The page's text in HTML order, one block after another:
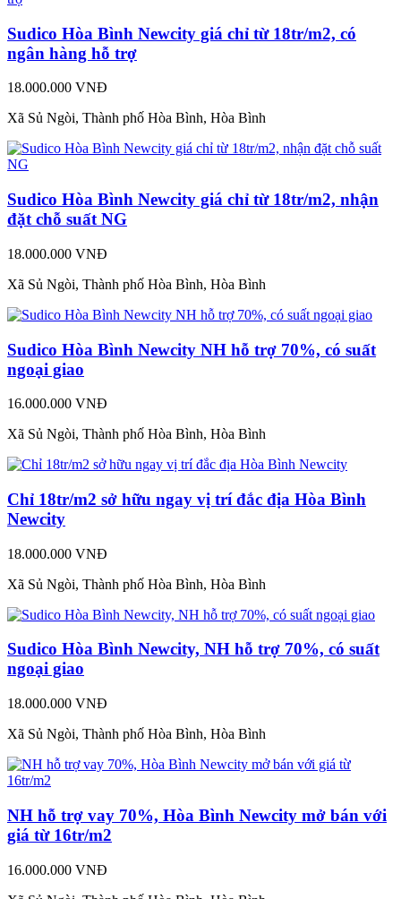
Sudico Hòa Bình Newcity giá chỉ từ 18tr/m2, có
ngân hàng hỗ trợ
18.000.000 VNĐ
Xã Sủ Ngòi, Thành phố Hòa Bình, Hòa Bình
Sudico Hòa Bình Newcity giá chỉ từ 18tr/m2, nhận
đặt chỗ suất NG
18.000.000 VNĐ
Xã Sủ Ngòi, Thành phố Hòa Bình, Hòa Bình
Sudico Hòa Bình Newcity NH hỗ trợ 70%, có suất
ngoại giao
16.000.000 VNĐ
Xã Sủ Ngòi, Thành phố Hòa Bình, Hòa Bình
Chỉ 18tr/m2 sở hữu ngay vị trí đắc địa Hòa Bình
Newcity
18.000.000 VNĐ
Xã Sủ Ngòi, Thành phố Hòa Bình, Hòa Bình
Sudico Hòa Bình Newcity, NH hỗ trợ 70%, có suất
ngoại giao
18.000.000 VNĐ
Xã Sủ Ngòi, Thành phố Hòa Bình, Hòa Bình
NH hỗ trợ vay 70%, Hòa Bình Newcity mở bán với
giá từ 16tr/m2
16.000.000 VNĐ